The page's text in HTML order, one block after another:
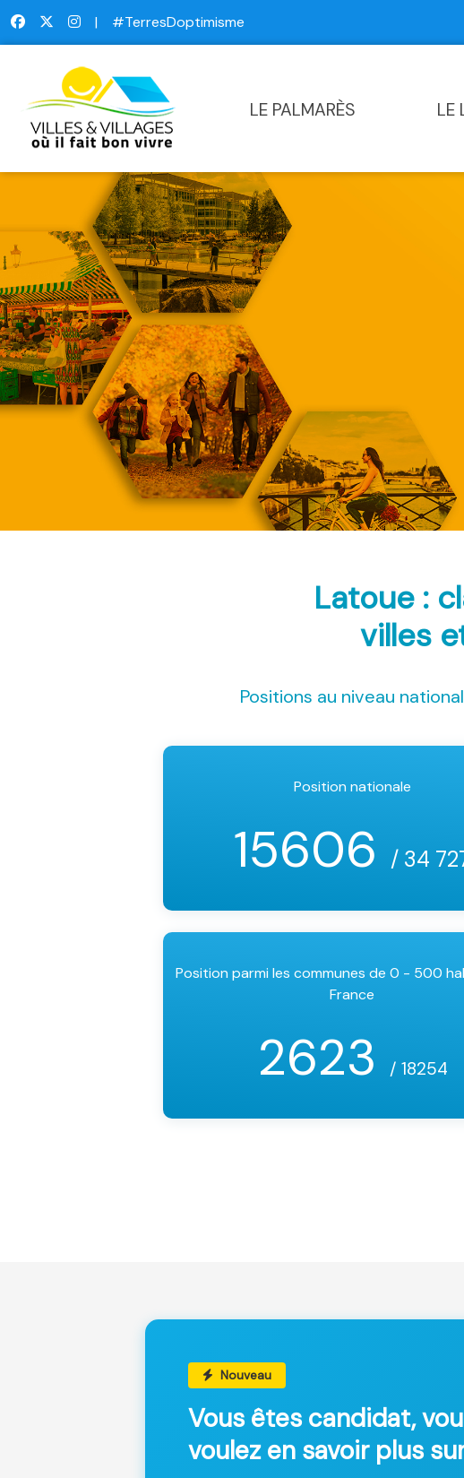
| #TerresDoptimisme
LE PALMARÈS LE
Latoue :
villes
Positions au niveau national
Position nationale
15606 / 34
Position parmi les communes de 0 - 500
France
2623 / 18254
Nouveau
Vous êtes candidat,
voulez en savoir plus